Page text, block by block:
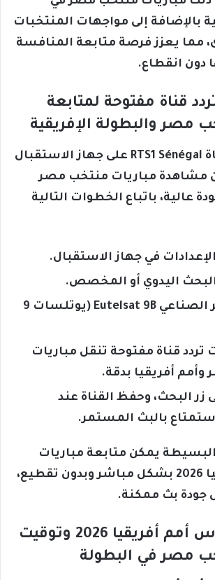
بالإضافة إلى مواجهات المنتخبات
مما يعزز فرصة متابعة المنافسة
دون انقطاع.
قناة مفتوحة لمتابعة
مصر والبطولة الإفريقية
يمكن إضافة قناة RTS1 Sénégal على جهاز الاستقبال
مشاهدة مباريات منتخب مصر
عالية، باتباع الخطوات التالية
في جهاز الاستقبال.
البحث اليدوي أو المخصص.
تحديد القمر الصناعي Eutelsat 9B (يوتلسات 9
تردد قناة مفتوحة تنقل مباريات
أفريقيا بدقة.
البحث، وحفظ القناة عند
بالبث المستمر.
يمكن متابعة مباريات
كأس أمم أفريقيا 2026 بشكل مباشر وبدون تقطيع،
بث ممكنة.
مجموعات كأس أمم أفريقيا 2026 وتوقيت
مصر في البطولة